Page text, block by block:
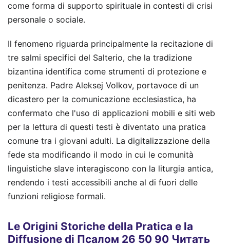
come forma di supporto spirituale in contesti di crisi
personale o sociale.
Il fenomeno riguarda principalmente la recitazione di
tre salmi specifici del Salterio, che la tradizione
bizantina identifica come strumenti di protezione e
penitenza. Padre Aleksej Volkov, portavoce di un
dicastero per la comunicazione ecclesiastica, ha
confermato che l'uso di applicazioni mobili e siti web
per la lettura di questi testi è diventato una pratica
comune tra i giovani adulti. La digitalizzazione della
fede sta modificando il modo in cui le comunità
linguistiche slave interagiscono con la liturgia antica,
rendendo i testi accessibili anche al di fuori delle
funzioni religiose formali.
Le Origini Storiche della Pratica e la
Diffusione di Псалом 26 50 90 Читать